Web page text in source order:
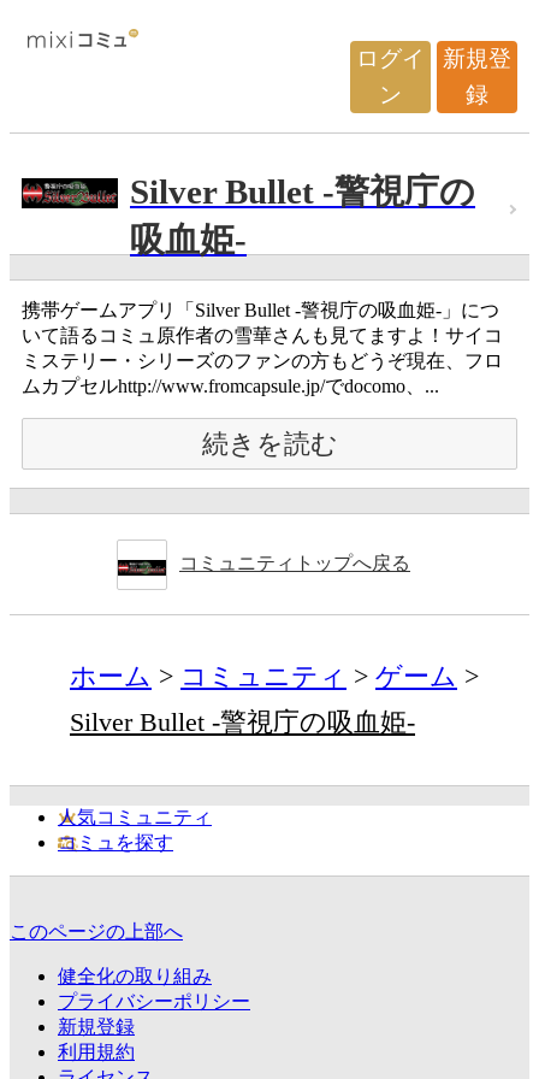
ログイ
ン
新規登
録
Silver Bullet -警視庁の
吸血姫-
携帯ゲームアプリ「Silver Bullet -警視庁の吸血姫-」につ
いて語るコミュ原作者の雪華さんも見てますよ！サイコ
ミステリー・シリーズのファンの方もどうぞ現在、フロ
ムカプセルhttp://www.fromcapsule.jp/でdocomo、...
続きを読む
コミュニティトップへ戻る
ホーム コミュニティ
ゲーム
Silver Bullet -警視庁の吸血姫-
人気コミュニティ
コミュを探す
このページの上部へ
健全化の取り組み
プライバシーポリシー
新規登録
利用規約